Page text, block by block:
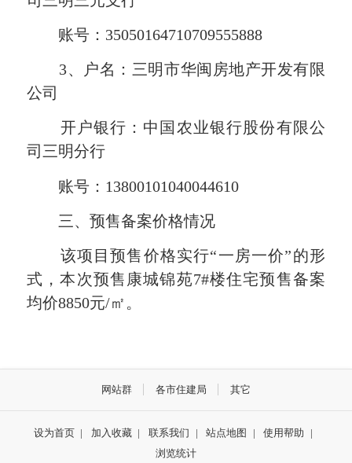
账号：35050164710709555888
3、户名：三明市华闽房地产开发有限
公司
开户银行：中国农业银行股份有限公
司三明分行
账号：13800101040044610
三、预售备案价格情况
该项目预售价格实行“一房一价”的形
式，本次预售康城锦苑7#楼住宅预售备案
均价8850元/㎡。
网站群 各市住建局 其它
设为首页 | 加入收藏 | 联系我们 | 站点地图 | 使用帮助
|
浏览统计